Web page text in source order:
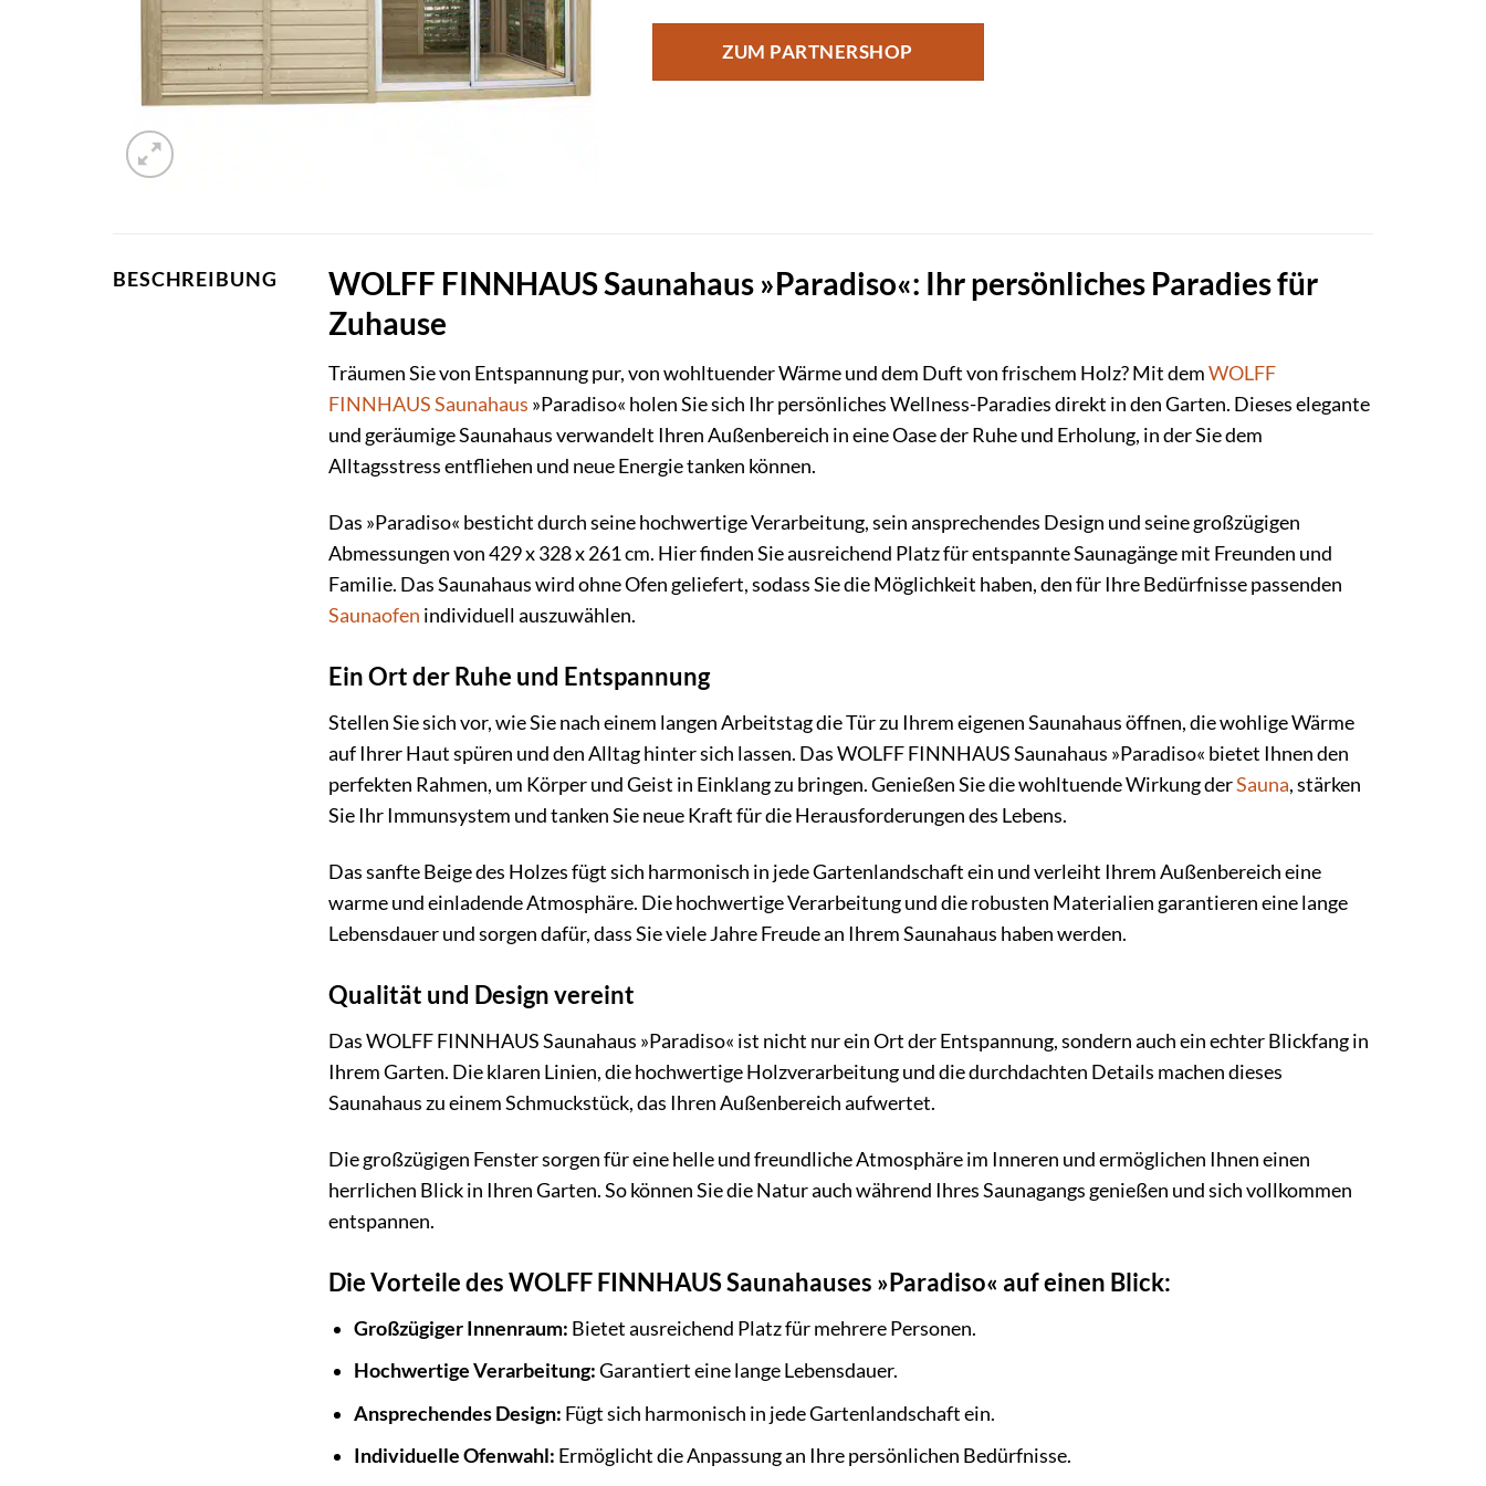
ZUM PARTNERSHOP
BESCHREIBUNG
WOLFF FINNHAUS Saunahaus »Paradiso«: Ihr persönliches Paradies für
Zuhause
Träumen Sie von Entspannung pur, von wohltuender Wärme und dem Duft von frischem Holz? Mit demWOLFF
FINNHAUSSaunahaus »Paradiso« holen Sie sich Ihr persönliches Wellness-Paradies direkt in den Garten. Dieses elegante
und geräumige Saunahaus verwandelt Ihren Außenbereich in eine Oase der Ruhe und Erholung, in der Sie dem
Alltagsstress entfliehen und neue Energie tanken können.
Das »Paradiso« besticht durch seine hochwertige Verarbeitung, sein ansprechendes Design und seine großzügigen
Abmessungen von 429 x 328 x 261 cm. Hier finden Sie ausreichend Platz für entspannte Saunagänge mit Freunden und
Familie. Das Saunahaus wird ohne Ofen geliefert, sodass Sie die Möglichkeit haben, den für Ihre Bedürfnisse passenden
Saunaofen individuell auszuwählen.
Ein Ort der Ruhe und Entspannung
Stellen Sie sich vor, wie Sie nach einem langen Arbeitstag die Tür zu Ihrem eigenen Saunahaus öffnen, die wohlige Wärme
auf Ihrer Haut spüren und den Alltag hinter sich lassen. Das WOLFF FINNHAUS Saunahaus »Paradiso« bietet Ihnen den
perfekten Rahmen, um Körper und Geist in Einklang zu bringen. Genießen Sie die wohltuende Wirkung derSauna, stärken
Sie Ihr Immunsystem und tanken Sie neue Kraft für die Herausforderungen des Lebens.
Das sanfte Beige des Holzes fügt sich harmonisch in jede Gartenlandschaft ein und verleiht Ihrem Außenbereich eine
warme und einladende Atmosphäre. Die hochwertige Verarbeitung und die robusten Materialien garantieren eine lange
Lebensdauer und sorgen dafür, dass Sie viele Jahre Freude an Ihrem Saunahaus haben werden.
Qualität und Design vereint
Das WOLFF FINNHAUS Saunahaus »Paradiso« ist nicht nur ein Ort der Entspannung, sondern auch ein echter Blickfang in
Ihrem Garten. Die klaren Linien, die hochwertige Holzverarbeitung und die durchdachten Details machen dieses
Saunahaus zu einem Schmuckstück, das Ihren Außenbereich aufwertet.
Die großzügigen Fenster sorgen für eine helle und freundliche Atmosphäre im Inneren und ermöglichen Ihnen einen
herrlichen Blick in Ihren Garten. So können Sie die Natur auch während Ihres Saunagangs genießen und sich vollkommen
entspannen.
Die Vorteile des WOLFF FINNHAUS Saunahauses »Paradiso« auf einen Blick:
Großzügiger Innenraum: Bietet ausreichend Platz für mehrere Personen.
Hochwertige Verarbeitung:Garantiert eine lange Lebensdauer.
Ansprechendes Design: Fügt sich harmonisch in jede Gartenlandschaft ein.
Individuelle Ofenwahl: Ermöglicht die Anpassung an Ihre persönlichen Bedürfnisse.